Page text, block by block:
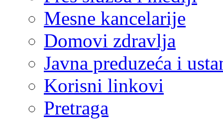
Mesne kancelarije
Domovi zdravlja
Javna preduzeća i
Korisni linkovi
Pretraga